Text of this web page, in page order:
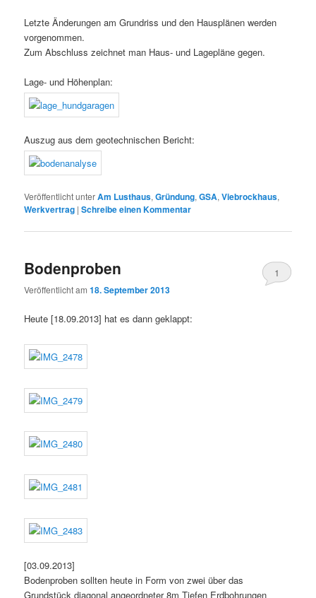
Letzte Änderungen am Grundriss und den Hausplänen werden
vorgenommen.
Zum Abschluss zeichnet man Haus- und Lagepläne gegen.
Lage- und Höhenplan:
Auszug aus dem geotechnischen Bericht:
Veröffentlicht unterAm Lusthaus,Gründung,GSA,Viebrockhaus,
Werkvertrag |Schreibe einen Kommentar
Bodenproben
Veröffentlicht am18. September 2013
1
Heute [18.09.2013] hat es dann geklappt:
[03.09.2013]
Bodenproben sollten heute in Form von zwei über das
Grundstück diagonal angeordneter 8m Tiefen Erdbohrungen